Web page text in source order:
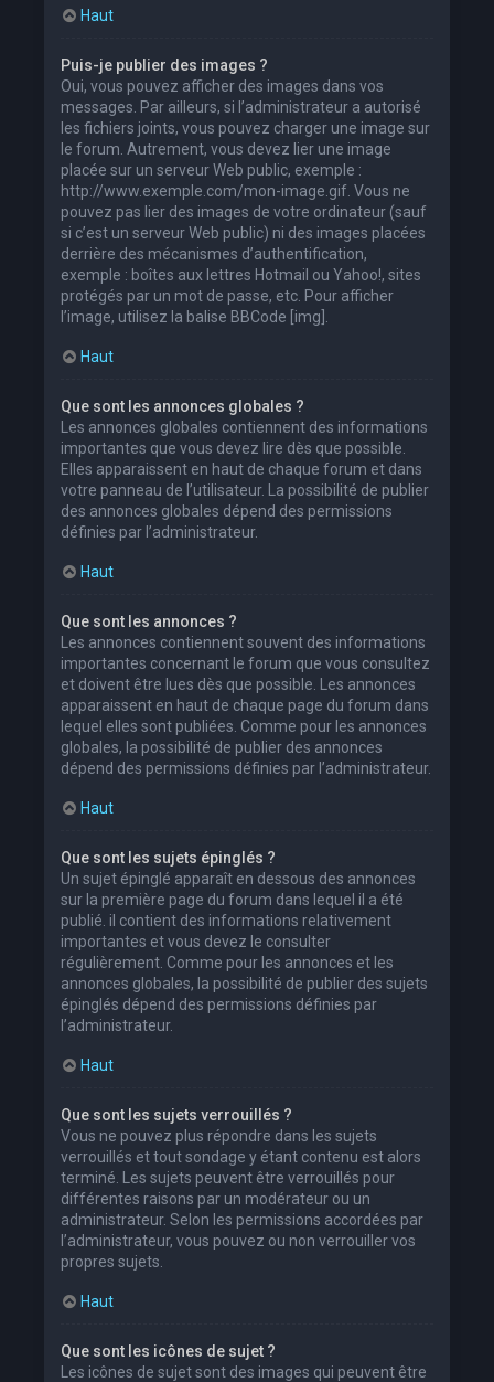
Haut
Puis-je publier des images ?
Oui, vous pouvez afficher des images dans vos
messages. Par ailleurs, si l’administrateur a autorisé
les fichiers joints, vous pouvez charger une image sur
le forum. Autrement, vous devez lier une image
placée sur un serveur Web public, exemple :
http://www.exemple.com/mon-image.gif. Vous ne
pouvez pas lier des images de votre ordinateur (sauf
si c’est un serveur Web public) ni des images placées
derrière des mécanismes d’authentification,
exemple : boîtes aux lettres Hotmail ou Yahoo!, sites
protégés par un mot de passe, etc. Pour afficher
l’image, utilisez la balise BBCode [img].
Haut
Que sont les annonces globales ?
Les annonces globales contiennent des informations
importantes que vous devez lire dès que possible.
Elles apparaissent en haut de chaque forum et dans
votre panneau de l’utilisateur. La possibilité de publier
des annonces globales dépend des permissions
définies par l’administrateur.
Haut
Que sont les annonces ?
Les annonces contiennent souvent des informations
importantes concernant le forum que vous consultez
et doivent être lues dès que possible. Les annonces
apparaissent en haut de chaque page du forum dans
lequel elles sont publiées. Comme pour les annonces
globales, la possibilité de publier des annonces
dépend des permissions définies par l’administrateur.
Haut
Que sont les sujets épinglés ?
Un sujet épinglé apparaît en dessous des annonces
sur la première page du forum dans lequel il a été
publié. il contient des informations relativement
importantes et vous devez le consulter
régulièrement. Comme pour les annonces et les
annonces globales, la possibilité de publier des sujets
épinglés dépend des permissions définies par
l’administrateur.
Haut
Que sont les sujets verrouillés ?
Vous ne pouvez plus répondre dans les sujets
verrouillés et tout sondage y étant contenu est alors
terminé. Les sujets peuvent être verrouillés pour
différentes raisons par un modérateur ou un
administrateur. Selon les permissions accordées par
l’administrateur, vous pouvez ou non verrouiller vos
propres sujets.
Haut
Que sont les icônes de sujet ?
Les icônes de sujet sont des images qui peuvent être